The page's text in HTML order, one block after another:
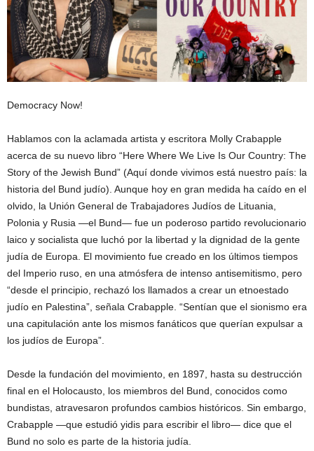
Democracy Now!
Hablamos con la aclamada artista y escritora Molly Crabapple
acerca de su nuevo libro “Here Where We Live Is Our Country: The
Story of the Jewish Bund” (Aquí donde vivimos está nuestro país: la
historia del Bund judío). Aunque hoy en gran medida ha caído en el
olvido, la Unión General de Trabajadores Judíos de Lituania,
Polonia y Rusia —el Bund— fue un poderoso partido revolucionario
laico y socialista que luchó por la libertad y la dignidad de la gente
judía de Europa. El movimiento fue creado en los últimos tiempos
del Imperio ruso, en una atmósfera de intenso antisemitismo, pero
“desde el principio, rechazó los llamados a crear un etnoestado
judío en Palestina”, señala Crabapple. “Sentían que el sionismo era
una capitulación ante los mismos fanáticos que querían expulsar a
los judíos de Europa”.
Desde la fundación del movimiento, en 1897, hasta su destrucción
final en el Holocausto, los miembros del Bund, conocidos como
bundistas, atravesaron profundos cambios históricos. Sin embargo,
Crabapple —que estudió yidis para escribir el libro— dice que el
Bund no solo es parte de la historia judía.